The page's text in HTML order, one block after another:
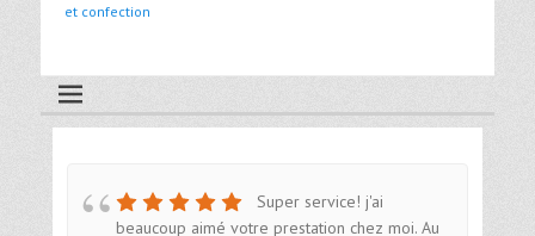
et confection
Super service! j'ai
beaucoup aimé votre prestation chez moi. Au